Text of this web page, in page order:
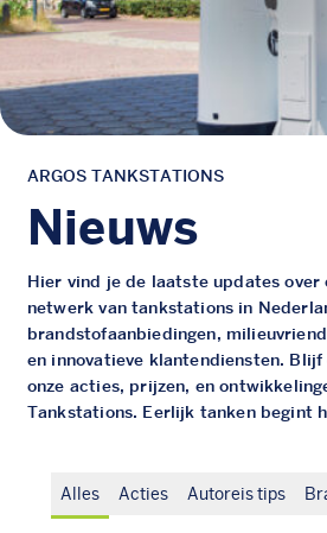
ARGOS TANKSTATIONS
Nieuws
Hier vind je de laatste updates over
netwerk van tankstations in
brandstofaanbiedingen,
en innovatieve klantendiensten. Blijf
onze acties, prijzen, en
Tankstations. Eerlijk tanken begint
Alles Acties Autoreis tips